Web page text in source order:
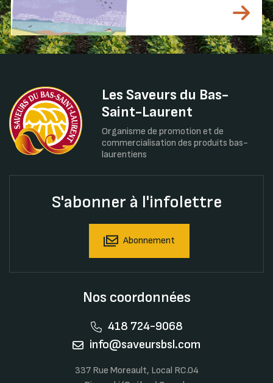
Les Saveurs du Bas-
Saint-Laurent
Organisme de promotion et de
commercialisation des produits bas-
laurentiens
S'abonner à l'infolettre
Abonnement
Nos coordonnées
418 724-9068
info@saveursbsl.com
337 Rue Moreault, Local RC.04